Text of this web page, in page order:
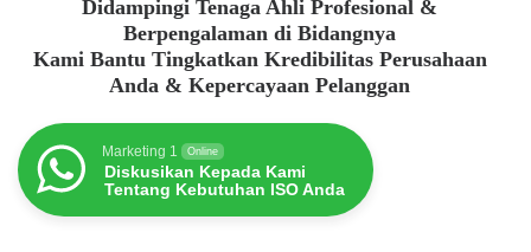
Didampingi Tenaga Ahli Profesional &
Berpengalaman di Bidangnya
Kami Bantu Tingkatkan Kredibilitas Perusahaan
Anda & Kepercayaan Pelanggan
Marketing 1 Online
Diskusikan Kepada Kami
Tentang Kebutuhan ISO Anda